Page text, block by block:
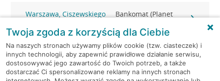
Warszawa, Ciszewskiego
Bankomat (Planet
Warszawa, Ciszewskiego
15
Bankomat (Planet
Cash)
Twoja zgoda z korzyścią dla Ciebie
Na naszych stronach używamy plików cookie (tzw. ciasteczek) i
innych technologii, aby zapewnić prawidłowe działanie serwisu,
dostosowywać jego zawartość do Twoich potrzeb, a także
dostarczać Ci spersonalizowane reklamy na innych stronach